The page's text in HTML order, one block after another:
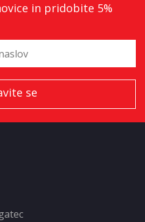
in pridobite 5%